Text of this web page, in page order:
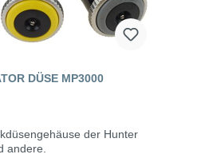
DÜSE MP3000
der Hunter
andere.